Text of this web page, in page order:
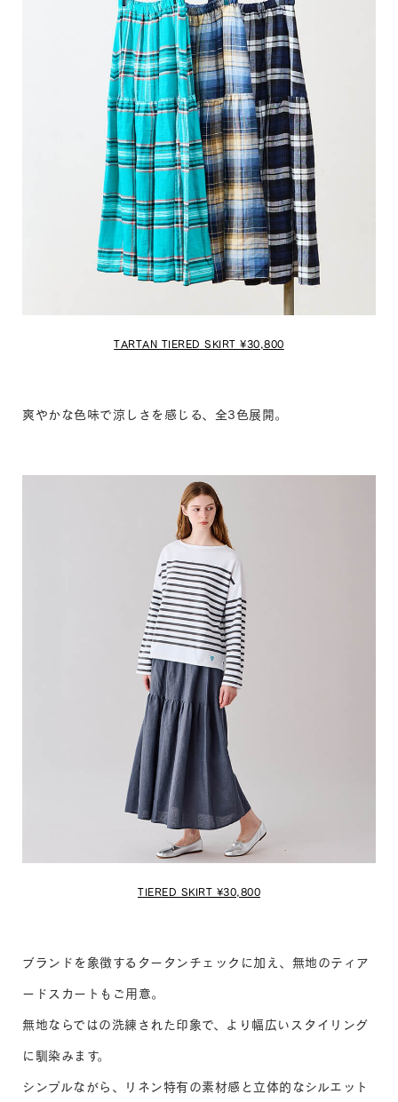
TARTAN TIERED SKIRT ¥30,800
爽やかな色味で涼しさを感じる、全3色展開。
TIERED SKIRT ¥30,800
ブランドを象徴するタータンチェックに加え、無地のティア
ードスカートもご用意。
無地ならではの洗練された印象で、より幅広いスタイリング
に馴染みます。
シンプルながら、リネン特有の素材感と立体的なシルエット